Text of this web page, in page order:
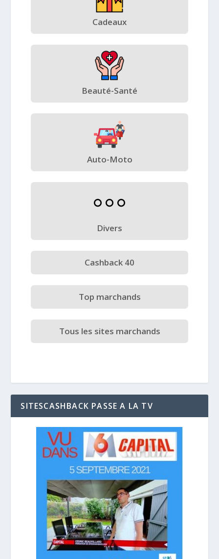
Cadeaux
Beauté-Santé
Auto-Moto
Divers
Cashback 40
Top marchands
Tous les sites marchands
SITESCASHBACK PASSE A LA TV